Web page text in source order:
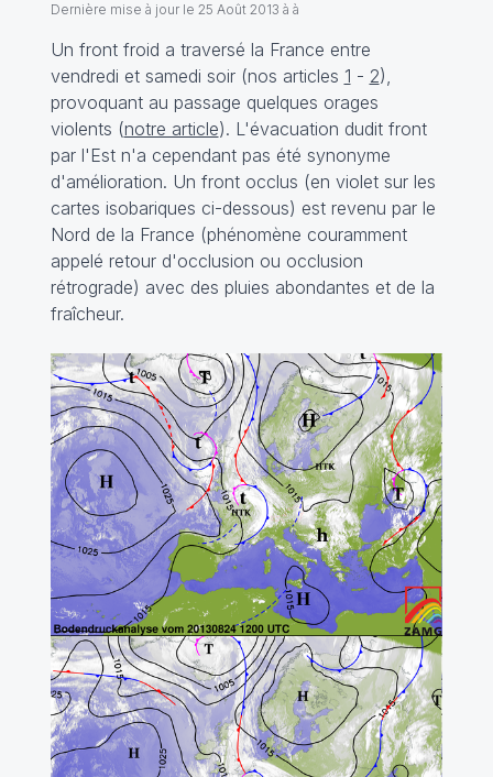
Dernière mise à jour le 25 Août 2013 à à
Un front froid a traversé la France entre
vendredi et samedi soir (nos articles 1 - 2),
provoquant au passage quelques orages
violents (notre article). L'évacuation dudit front
par l'Est n'a cependant pas été synonyme
d'amélioration. Un front occlus (en violet sur les
cartes isobariques ci-dessous) est revenu par le
Nord de la France (phénomène couramment
appelé retour d'occlusion ou occlusion
rétrograde) avec des pluies abondantes et de la
fraîcheur.